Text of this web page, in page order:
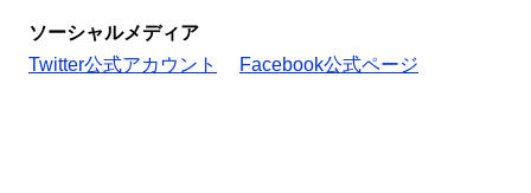
ソーシャルメディア
Twitter公式アカウント
Facebook公式ページ